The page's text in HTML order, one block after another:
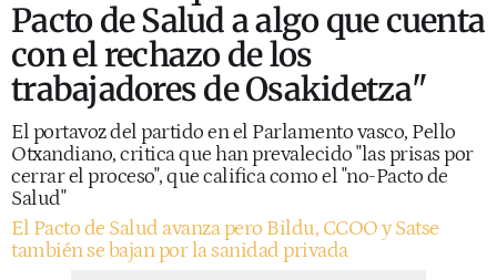
Pacto de Salud a algo que cuenta
con el rechazo de los
trabajadores de Osakidetza"
El portavoz del partido en el Parlamento vasco, Pello
Otxandiano, critica que han prevalecido "las prisas por
cerrar el proceso", que califica como el "no-Pacto de
Salud"
El Pacto de Salud avanza pero Bildu, CCOO y Satse
también se bajan por la sanidad privada